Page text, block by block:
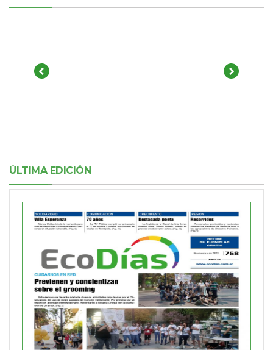
ÚLTIMA EDICIÓN